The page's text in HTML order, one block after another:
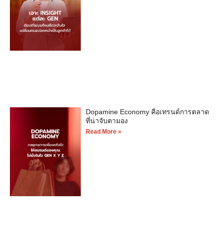
Dopamine Economy คือเทรนด์การตลาด
ที่น่าจับตามอง
Read More »